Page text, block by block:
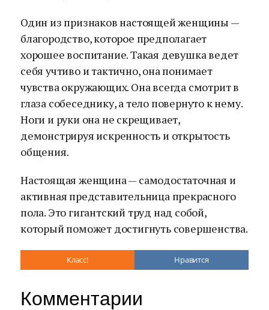
Один из признаков настоящей женщины —
благородство, которое предполагает
хорошее воспитание. Такая девушка ведет
себя учтиво и тактично, она понимает
чувства окружающих. Она всегда смотрит в
глаза собеседнику, а тело повернуто к нему.
Ноги и руки она не скрещивает,
демонстрируя искренность и открытость
общения.
Настоящая женщина — самодостаточная и
активная представительница прекрасного
пола. Это гигантский труд над собой,
который поможет достигнуть совершенства.
Класс! Нравится
Комментарии